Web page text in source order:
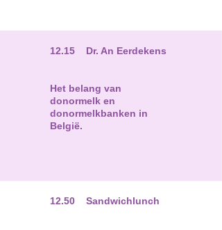
12.15 Dr. An Eerdekens
Het belang van
donormelk en
donormelkbanken in
België.
12.50 Sandwichlunch